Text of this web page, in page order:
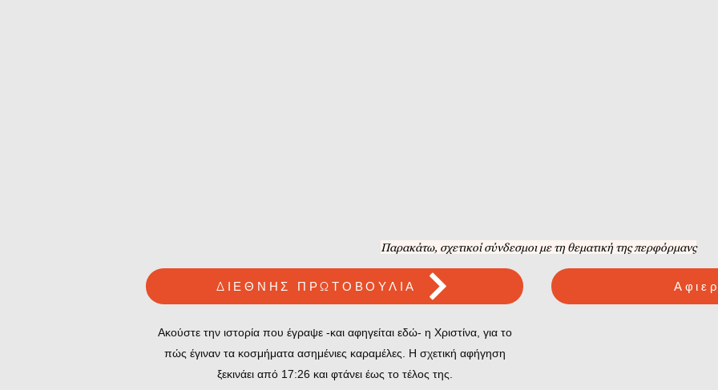
Παρακάτω, σχετικοί σύνδεσμοι με τη θεματική της περφόρμανς
ΔΙΕΘΝΗΣ ΠΡΩΤΟΒΟΥΛΙΑ
Ακούστε την ιστορία που έγραψε -και αφηγείται εδώ- η Χριστίνα, για το
πώς έγιναν τα κοσμήματα ασημένιες καραμέλες. Η σχετική αφήγηση
ξεκινάει από 17:26 και φτάνει έως το τέλος της.